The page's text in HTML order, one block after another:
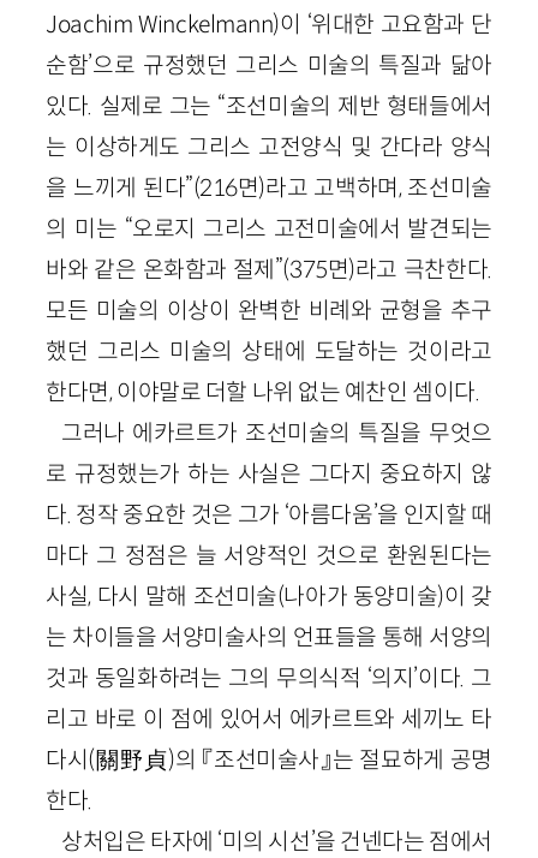
Joachim Winckelmann)이 ‘위대한 고요함과 단
순함’으로 규정했던 그리스 미술의 특질과 닮아
있다. 실제로 그는 “조선미술의 제반 형태들에서
는 이상하게도 그리스 고전양식 및 간다라 양식
을 느끼게 된다”(216면)라고 고백하며, 조선미술
의 미는 “오로지 그리스 고전미술에서 발견되는
바와 같은 온화함과 절제”(375면)라고 극찬한다.
모든 미술의 이상이 완벽한 비례와 균형을 추구
했던 그리스 미술의 상태에 도달하는 것이라고
한다면, 이야말로 더할 나위 없는 예찬인 셈이다.
그러나 에카르트가 조선미술의 특질을 무엇으
로 규정했는가 하는 사실은 그다지 중요하지 않
다. 정작 중요한 것은 그가 ‘아름다움’을 인지할 때
마다 그 정점은 늘 서양적인 것으로 환원된다는
사실, 다시 말해 조선미술(나아가 동양미술)이 갖
는 차이들을 서양미술사의 언표들을 통해 서양의
것과 동일화하려는 그의 무의식적 ‘의지’이다. 그
리고 바로 이 점에 있어서 에카르트와 세끼노 타
다시(關野貞)의 『조선미술사』는 절묘하게 공명
한다.
상처입은 타자에 ‘미의 시선’을 건넨다는 점에서